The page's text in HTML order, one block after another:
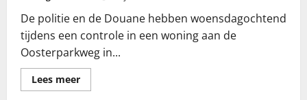
De politie en de Douane hebben woensdagochtend
tijdens een controle in een woning aan de
Oosterparkweg in...
Lees meerLees
meer